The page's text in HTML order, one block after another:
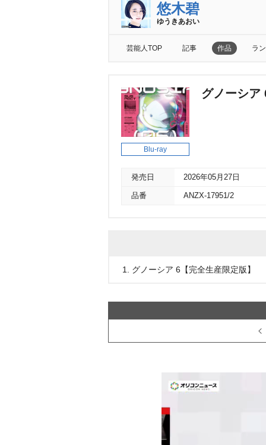
悠木碧
ゆうきあおい
芸能人TOP 記事 作品 ラ
Blu-ray
グノーシア
発売日 2026年05月27日
品番 ANZX-17951/2
1. グノーシア 6【完全生産限定版】